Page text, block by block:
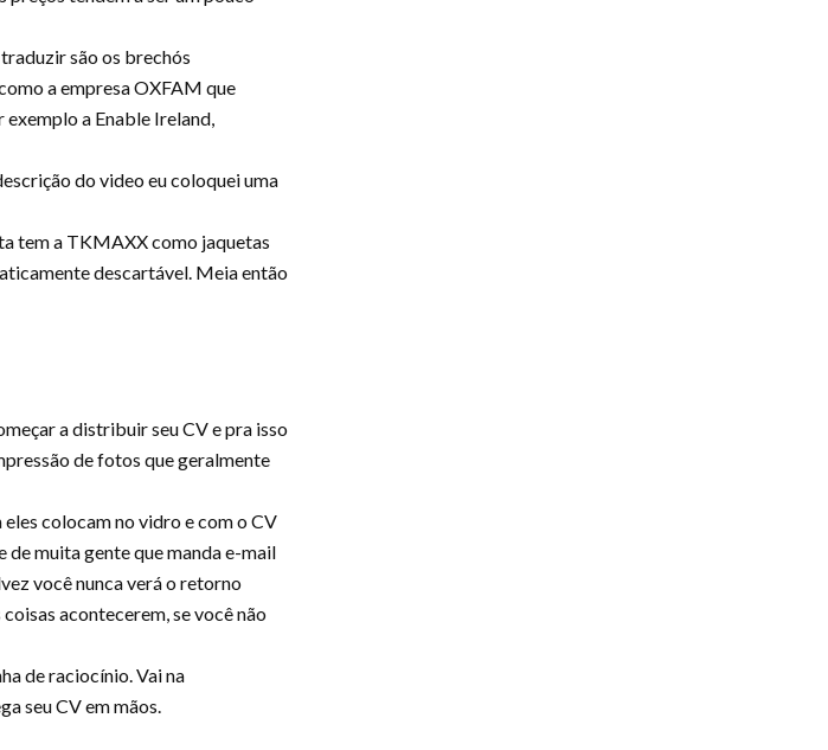
são os brechós
a empresa OXFAM que
exemplo a Enable Ireland,
do video eu coloquei uma
tem a TKMAXX como jaquetas
descartável. Meia então
a distribuir seu CV e pra isso
de fotos que geralmente
colocam no vidro e com o CV
de muita gente que manda e-mail
você nunca verá o retorno
acontecerem, se você não
de raciocínio. Vai na
seu CV em mãos.